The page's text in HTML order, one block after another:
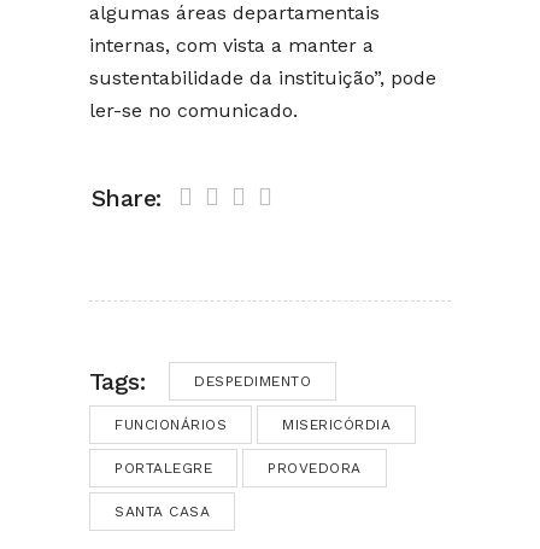
algumas áreas departamentais
internas, com vista a manter a
sustentabilidade da instituição”, pode
ler-se no comunicado.
Share:
Tags: DESPEDIMENTO
FUNCIONÁRIOS MISERICÓRDIA
PORTALEGRE PROVEDORA
SANTA CASA